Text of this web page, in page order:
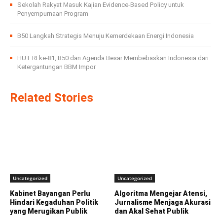
Sekolah Rakyat Masuk Kajian Evidence-Based Policy untuk
Penyempurnaan Program
B50 Langkah Strategis Menuju Kemerdekaan Energi Indonesia
HUT RI ke-81, B50 dan Agenda Besar Membebaskan Indonesia dari
Ketergantungan BBM Impor
Related Stories
Uncategorized
Kabinet Bayangan Perlu
Hindari Kegaduhan Politik
yang Merugikan Publik
Uncategorized
Algoritma Mengejar Atensi,
Jurnalisme Menjaga Akurasi
dan Akal Sehat Publik